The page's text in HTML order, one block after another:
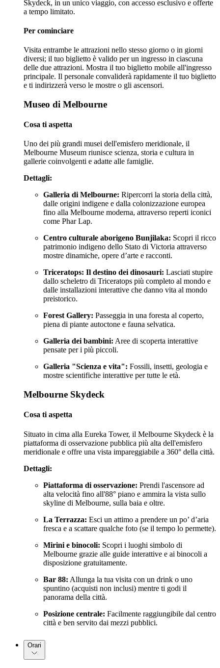
Skydeck, in un unico viaggio, con accesso esclusivo e offerte
a tempo limitato.
Per cominciare
Visita entrambe le attrazioni nello stesso giorno o in giorni
diversi; il tuo biglietto è valido per un ingresso in ciascuna
delle due attrazioni. Mostra il tuo biglietto mobile all'ingresso
principale. Il personale convaliderà rapidamente il tuo biglietto
e ti indirizzerà verso le mostre o gli ascensori.
Museo di Melbourne
Cosa ti aspetta
Uno dei più grandi musei dell'emisfero meridionale, il
Melbourne Museum riunisce scienza, storia e cultura in
gallerie coinvolgenti e adatte alle famiglie.
Dettagli:
Galleria di Melbourne: Ripercorri la storia della città,
dalle origini indigene e dalla colonizzazione europea
fino alla Melbourne moderna, attraverso reperti iconici
come Phar Lap.
Centro culturale aborigeno Bunjilaka: Scopri il ricco
patrimonio indigeno dello Stato di Victoria attraverso
mostre dinamiche, opere d’arte e racconti.
Triceratops: Il destino dei dinosauri: Lasciati stupire
dallo scheletro di Triceratops più completo al mondo e
dalle installazioni interattive che danno vita al mondo
preistorico.
Forest Gallery: Passeggia in una foresta al coperto,
piena di piante autoctone e fauna selvatica.
Galleria dei bambini: Aree di scoperta interattive
pensate per i più piccoli.
Galleria "Scienza e vita": Fossili, insetti, geologia e
mostre scientifiche interattive per tutte le età.
Melbourne Skydeck
Cosa ti aspetta
Situato in cima alla Eureka Tower, il Melbourne Skydeck è la
piattaforma di osservazione pubblica più alta dell'emisfero
meridionale e offre una vista impareggiabile a 360° della città.
Dettagli:
Piattaforma di osservazione: Prendi l'ascensore ad
alta velocità fino all'88° piano e ammira la vista sullo
skyline di Melbourne, sulla baia e oltre.
La Terrazza: Esci un attimo a prendere un po’ d’aria
fresca e a scattare qualche foto (se il tempo lo permette).
Mirini e binocoli: Scopri i luoghi simbolo di
Melbourne grazie alle guide interattive e ai binocoli a
disposizione gratuitamente.
Bar 88: Allunga la tua visita con un drink o uno
spuntino (acquisti non inclusi) mentre ti godi il
panorama della città.
Posizione centrale: Facilmente raggiungibile dal centro
città e ben servito dai mezzi pubblici.
Orari